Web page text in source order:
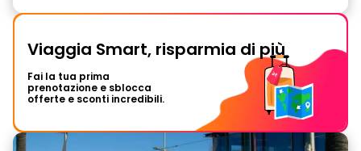
Viaggia Smart, risparmia di più
Fai la tua prima
prenotazione e sblocca
offerte e sconti incredibili.